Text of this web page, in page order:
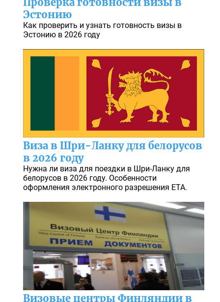
Эстонию
Как проверить и узнать готовность визы в
Эстонию в 2026 году
Виза в Шри-Ланку для белорусов
в 2026 году
Нужна ли виза для поездки в Шри-Ланку для
белорусов в 2026 году. Особенности
оформления электронного разрешения ETA.
Визовые центры Финляндии в